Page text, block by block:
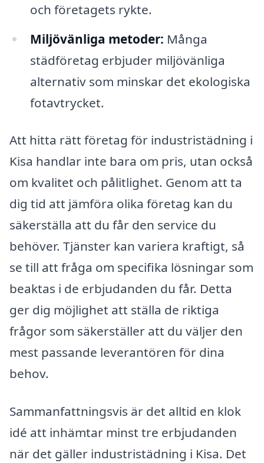
och företagets rykte.
Miljövänliga metoder: Många
städföretag erbjuder miljövänliga
alternativ som minskar det ekologiska
fotavtrycket.
Att hitta rätt företag för industristädning i
Kisa handlar inte bara om pris, utan också
om kvalitet och pålitlighet. Genom att ta
dig tid att jämföra olika företag kan du
säkerställa att du får den service du
behöver. Tjänster kan variera kraftigt, så
se till att fråga om specifika lösningar som
beaktas i de erbjudanden du får. Detta
ger dig möjlighet att ställa de riktiga
frågor som säkerställer att du väljer den
mest passande leverantören för dina
behov.
Sammanfattningsvis är det alltid en klok
idé att inhämtar minst tre erbjudanden
när det gäller industristädning i Kisa. Det